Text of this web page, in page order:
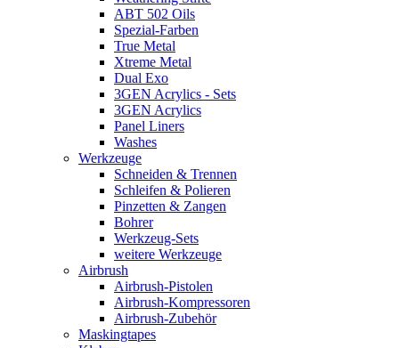
ABT 502 Oils
Spezial-Farben
True Metal
Xtreme Metal
Dual Exo
3GEN Acrylics - Sets
3GEN Acrylics
Panel Liners
Washes
Werkzeuge
Schneiden & Trennen
Schleifen & Polieren
Pinzetten & Zangen
Bohrer
Werkzeug-Sets
weitere Werkzeuge
Airbrush
Airbrush-Pistolen
Airbrush-Kompressoren
Airbrush-Zubehör
Maskingtapes